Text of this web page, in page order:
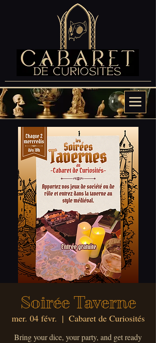
Soirée Taverne
mer. 04 févr.
  |
Cabaret de Curiosités
Bring your dice, your party, and get ready